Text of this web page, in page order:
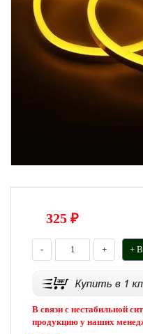
325 ₽
- + +
В связи с нестабильной
продукцию у наших